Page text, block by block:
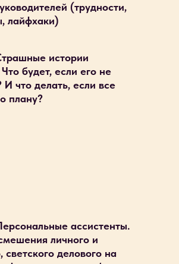
(трудности,
лайфхаки)
истории
будет, если его не
И что делать, если все
плану?
ассистенты.
личного и
светского делового на